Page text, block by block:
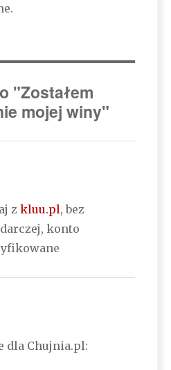
"Zostałem
mojej winy"
z kluu.pl, bez
konto
dla Chujnia.pl: